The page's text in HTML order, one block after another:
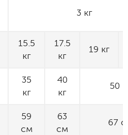
3 кг
15.5
кг
17.5
кг
19 кг
35
кг
40
кг
50
59
см
63
см
67